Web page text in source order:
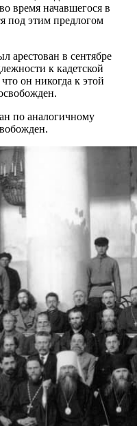
время начавшегося в
под этим предлогом
арес­тован в сентябре
к кадетской
он никогда к этой
по аналогичному